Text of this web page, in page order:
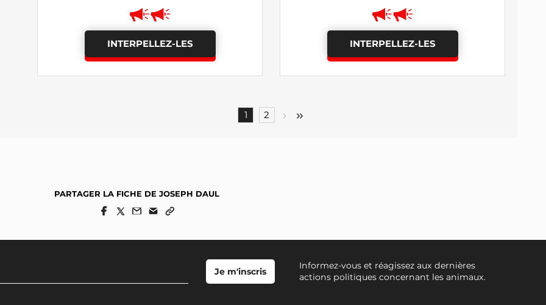
INTERPELLEZ-LES INTERPELLEZ-LES
1 2
PARTAGER LA FICHE DE JOSEPH DAUL
Informez-vous et réagissez aux dernières
actions politiques concernant les animaux.